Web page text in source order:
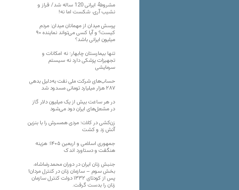
مشروطۀ ایرانی 120 ساله شد/ فراز و
نشیب آری، شکست اما نه!
پرسش میدان از مهمانان میدان: مردم
کیست؟ و آیا کسی می‌تواند نماینده ۹۰
میلیون ایرانی باشد؟
تنها بیمارستان چابهار؛ نه امکانات و
تجهیزات پزشکی دارد نه سیستم
سرمایشی
حساب‌های شرکت ملی نفت به‌دلیل بدهی
۲۸۷ هزار میلیارد تومانی مسدود شد
در هر ساعت بیش از یک میلیون دلار گاز
در مشعل‌های ایران دود می‌شود
زن‌کشی در کلات؛ مردی همسرش را با بنزین
آتش زد و کشت
جمهوری اسلامی و اربعین ۱۴۰۵؛ هزینه
هنگفت و دستاورد اندک
جنبش زنان ایران در دوران محمدرضاشاه،
بخش سوم – سازمان زنان در کنترل مردان!
پس از کودتای ۱۳۳۲ دولت کنترل سازمان
زنان را بدست گرفت.